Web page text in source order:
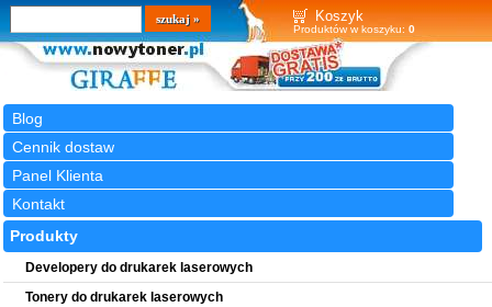
Koszyk
Produktów w koszyku: 0
Blog
Cennik dostaw
Panel Klienta
Kontakt
Wyszukiwarka
szukaj
Produkty
Developery do drukarek laserowych
Tonery do drukarek laserowych